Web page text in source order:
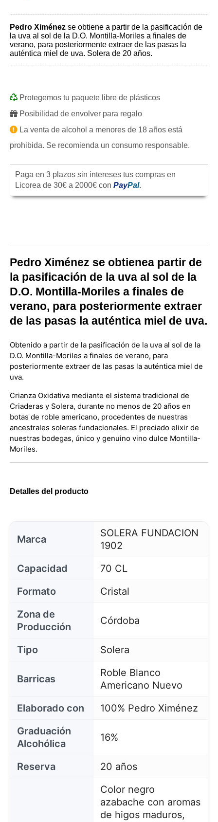
Pedro Ximénez se obtiene a partir de la pasificación de
la uva al sol de la D.O. Montilla-Moriles a finales de
verano, para posteriormente extraer de las pasas la
auténtica miel de uva. Solera de 20 años.
Protegemos tu paquete libre de plásticos
Posibilidad de envolver para regalo
La venta de alcohol a menores de 18 años está
prohibida. Se recomienda un consumo responsable.
Paga en 3 plazos sin intereses tus compras en
Licorea de 30€ a 2000€ con PayPal.
Pedro Ximénez se obtienea partir de
la pasificación de la uva al sol de la
D.O. Montilla-Moriles a finales de
verano, para posteriormente extraer
de las pasas la auténtica miel de uva.
Obtenido a partir de la pasificación de la uva al sol de la
D.O. Montilla-Moriles a finales de verano, para
posteriormente extraer de las pasas la auténtica miel de
uva.
Crianza Oxidativa mediante el sistema tradicional de
Criaderas y Solera, durante no menos de 20 años en
botas de roble americano, procedentes de nuestras
ancestrales soleras fundacionales. El preciado elixir de
nuestras bodegas, único y genuino vino dulce Montilla-
Moriles.
Detalles del producto
Marca
SOLERA FUNDACION
1902
Capacidad
70 CL
Formato
Cristal
Zona de
Producción
Córdoba
Tipo Solera
Barricas
Roble Blanco
Americano Nuevo
Elaborado con
100% Pedro Ximénez
Graduación
Alcohólica
16%
Reserva
20 años
Color negro
azabache con aromas
de higos maduros,